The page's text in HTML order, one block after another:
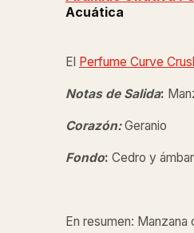
Acuática
El Perfume Curve
Notas de Salida:
Corazón:Geranio
Fondo: Cedro y ámbar
En resumen: